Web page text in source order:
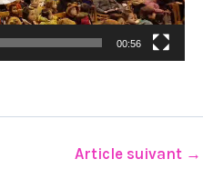
00:56
Article suivant →